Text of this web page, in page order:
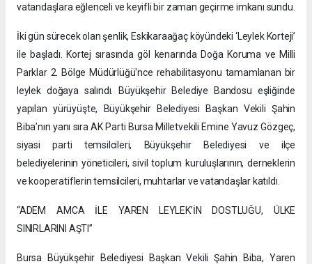
vatandaşlara eğlenceli ve keyifli bir zaman geçirme imkanı sundu.
İki gün sürecek olan şenlik, Eskikaraağaç köyündeki ‘Leylek Korteji’
ile başladı. Kortej sırasında göl kenarında Doğa Koruma ve Milli
Parklar 2. Bölge Müdürlüğü'nce rehabilitasyonu tamamlanan bir
leylek doğaya salındı. Büyükşehir Belediye Bandosu eşliğinde
yapılan yürüyüşte, Büyükşehir Belediyesi Başkan Vekili Şahin
Biba’nın yanı sıra AK Parti Bursa Milletvekili Emine Yavuz Gözgeç,
siyasi parti temsilcileri, Büyükşehir Belediyesi ve ilçe
belediyelerinin yöneticileri, sivil toplum kuruluşlarının, derneklerin
ve kooperatiflerin temsilcileri, muhtarlar ve vatandaşlar katıldı.
“ADEM AMCA İLE YAREN LEYLEK’İN DOSTLUĞU, ÜLKE
SINIRLARINI AŞTI”
Bursa Büyükşehir Belediyesi Başkan Vekili Şahin Biba, Yaren